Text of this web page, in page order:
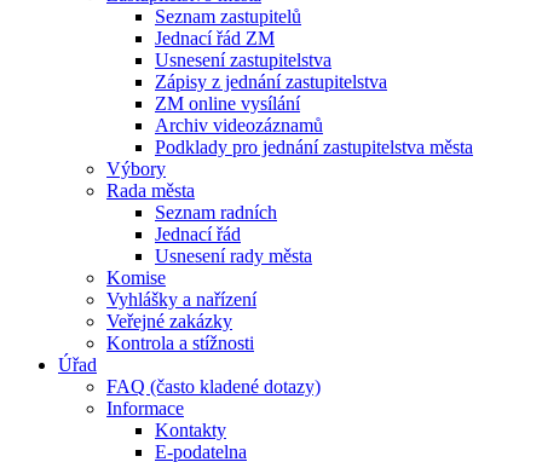
Seznam zastupitelů
Jednací řád ZM
Usnesení zastupitelstva
Zápisy z jednání zastupitelstva
ZM online vysílání
Archiv videozáznamů
Podklady pro jednání zastupitelstva města
Výbory
Rada města
Seznam radních
Jednací řád
Usnesení rady města
Komise
Vyhlášky a nařízení
Veřejné zakázky
Kontrola a stížnosti
Úřad
FAQ (často kladené dotazy)
Informace
Kontakty
E-podatelna